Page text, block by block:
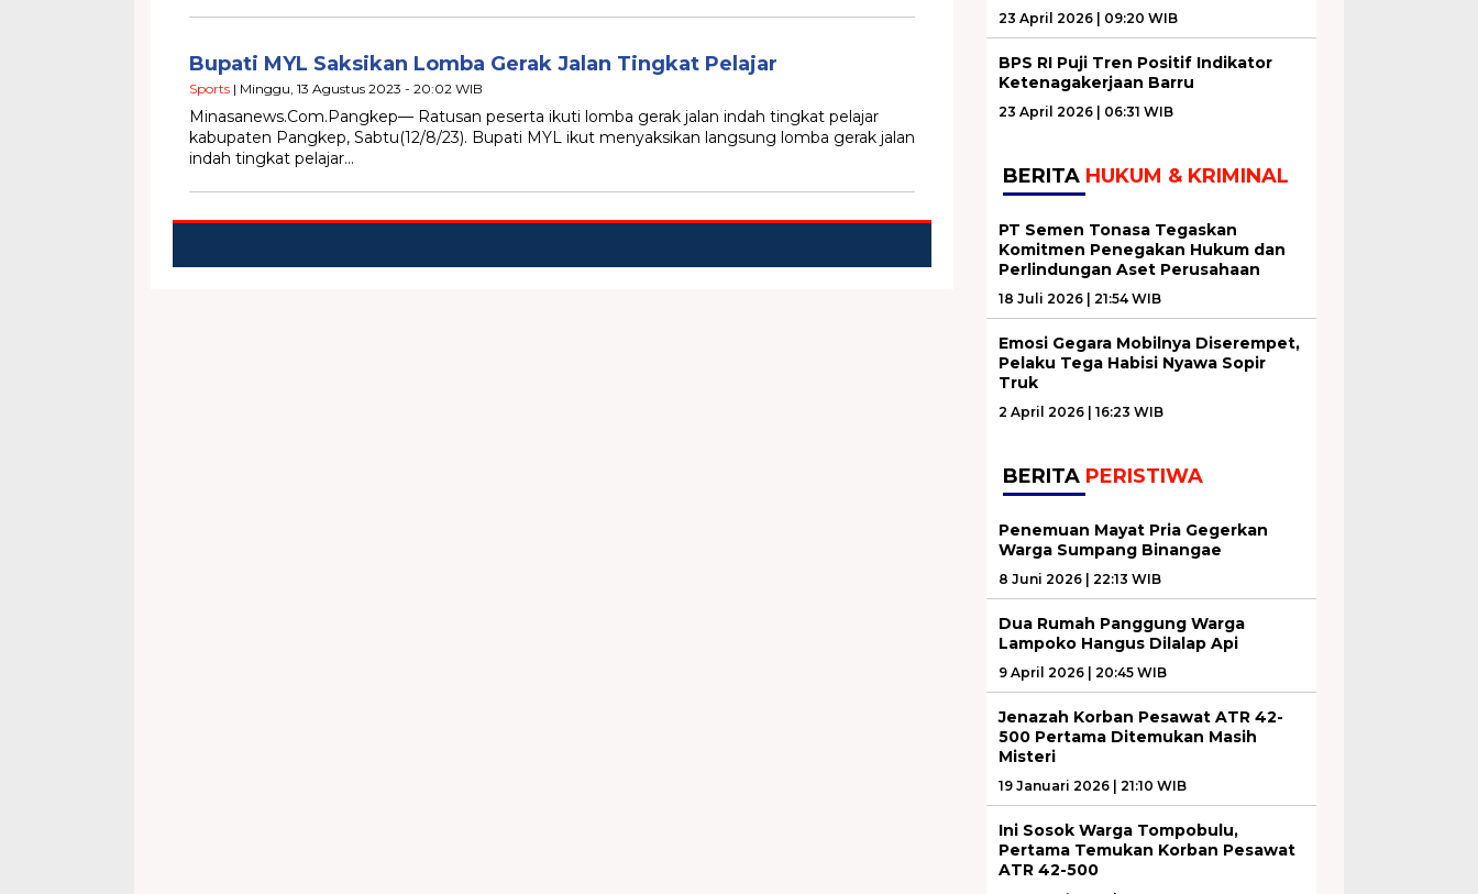
Bupati MYL Saksikan Lomba Gerak Jalan Tingkat Pelajar
Sports | Minggu, 13 Agustus 2023 - 20:02 WIB
Minasanews.Com.Pangkep— Ratusan peserta ikuti lomba gerak jalan indah tingkat pelajar
kabupaten Pangkep, Sabtu(12/8/23). Bupati MYL ikut menyaksikan langsung lomba gerak jalan
indah tingkat pelajar…
23 April 2026 | 09:20 WIB
BPS RI Puji Tren Positif Indikator
Ketenagakerjaan Barru
23 April 2026 | 06:31 WIB
BERITA HUKUM & KRIMINAL
PT Semen Tonasa Tegaskan
Komitmen Penegakan Hukum dan
Perlindungan Aset Perusahaan
18 Juli 2026 | 21:54 WIB
Emosi Gegara Mobilnya Diserempet,
Pelaku Tega Habisi Nyawa Sopir
Truk
2 April 2026 | 16:23 WIB
BERITA PERISTIWA
Penemuan Mayat Pria Gegerkan
Warga Sumpang Binangae
8 Juni 2026 | 22:13 WIB
Dua Rumah Panggung Warga
Lampoko Hangus Dilalap Api
9 April 2026 | 20:45 WIB
Jenazah Korban Pesawat ATR 42-
500 Pertama Ditemukan Masih
Misteri
19 Januari 2026 | 21:10 WIB
Ini Sosok Warga Tompobulu,
Pertama Temukan Korban Pesawat
ATR 42-500